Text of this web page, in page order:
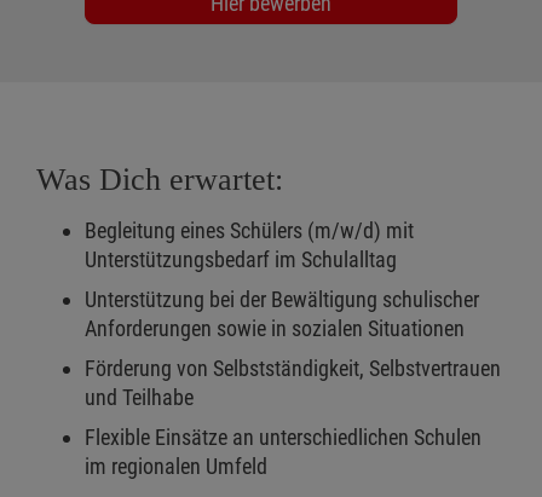
Was Dich erwartet:
Begleitung eines Schülers (m/w/d) mit
Unterstützungsbedarf im Schulalltag
Unterstützung bei der Bewältigung schulischer
Anforderungen sowie in sozialen Situationen
Förderung von Selbstständigkeit, Selbstvertrauen
und Teilhabe
Flexible Einsätze an unterschiedlichen Schulen
im regionalen Umfeld